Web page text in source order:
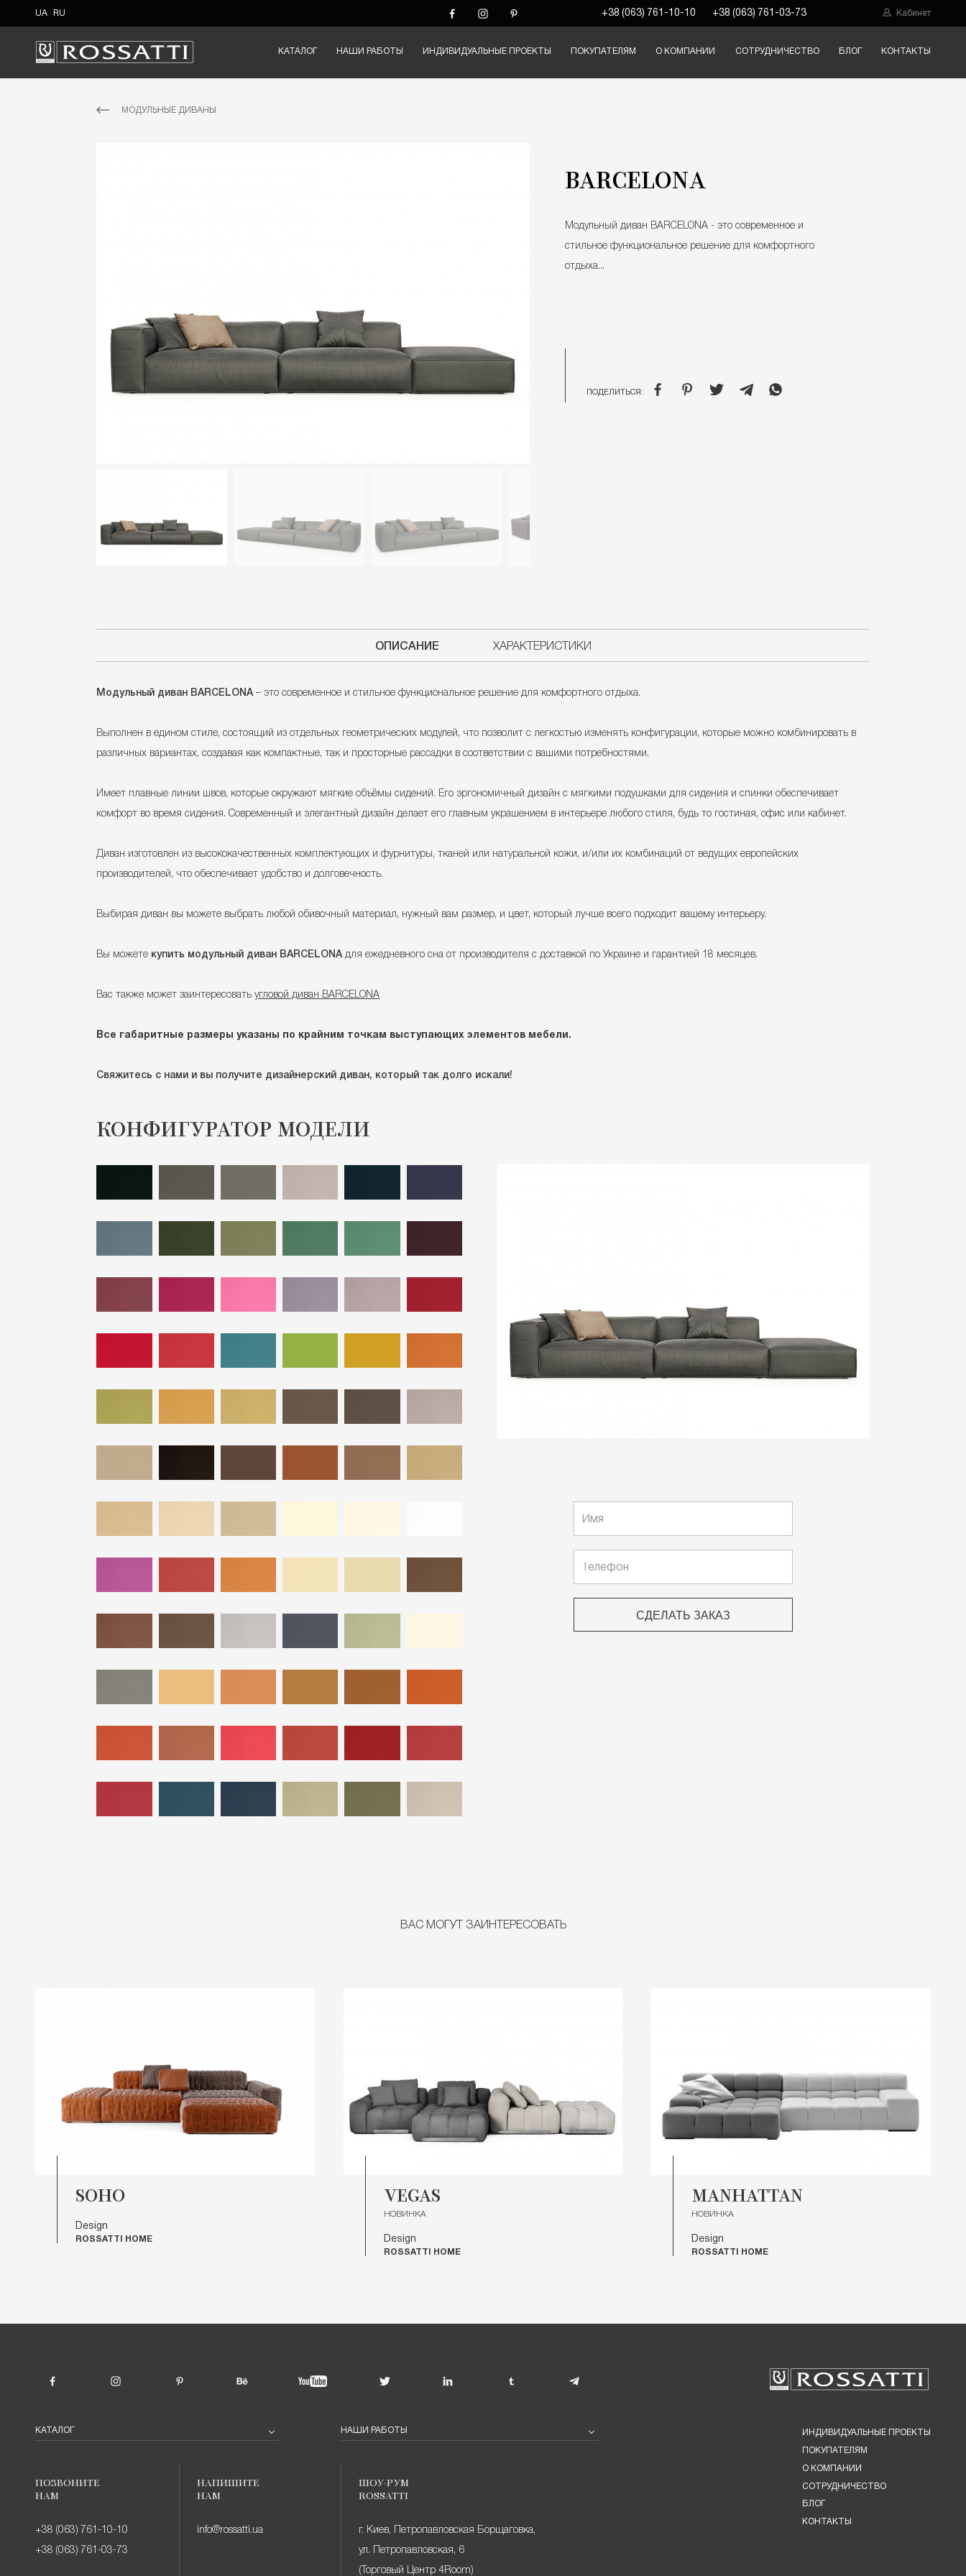
UA RU +38 (063) 761-10-10 +38 (063) 761-03-73 Кабинет
КАТАЛОГ НАШИ РАБОТЫ ИНДИВИДУАЛЬНЫЕ ПРОЕКТЫ ПОКУПАТЕЛЯМ О КОМПАНИИ СОТРУДНИЧЕСТВО БЛОГ КОНТАКТЫ
МОДУЛЬНЫЕ ДИВАНЫ
BARCELONA
Модульный диван BARCELONA - это современное и
стильное функциональное решение для комфортного
отдыха...
ПОДЕЛИТЬСЯ:
ОПИСАНИЕ ХАРАКТЕРИСТИКИ
Модульный диван BARCELONA– это современное и стильное функциональное решение для комфортного отдыха.
Выполнен в едином стиле, состоящий из отдельных геометрических модулей, что позволит с легкостью изменять конфигурации, которые можно комбинировать в
различных вариантах, создавая как компактные, так и просторные рассадки в соответствии с вашими потребностями.
Имеет плавные линии швов, которые окружают мягкие объёмы сидений. Его эргономичный дизайн с мягкими подушками для сидения и спинки обеспечивает
комфорт во время сидения. Современный и элегантный дизайн делает его главным украшением в интерьере любого стиля, будь то гостиная, офис или кабинет.
Диван изготовлен из высококачественных комплектующих и фурнитуры, тканей или натуральной кожи, и/или их комбинаций от ведущих европейских
производителей, что обеспечивает удобство и долговечность.
Выбирая диван вы можете выбрать любой обивочный материал, нужный вам размер, и цвет, который лучше всего подходит вашему интерьеру.
Вы можете купить модульный диван BARCELONAдля ежедневного сна от производителя с доставкой по Украине и гарантией 18 месяцев.
Вас также может заинтересоватьугловой диван BARCELONA
Все габаритные размеры указаны по крайним точкам выступающих элементов мебели.
Свяжитесь с нами и вы получите дизайнерский диван, который так долго искали!
КОНФИГУРАТОР МОДЕЛИ
СДЕЛАТЬ ЗАКАЗ
ВАС МОГУТ ЗАИНТЕРЕСОВАТЬ
SOHO
Design
ROSSATTI HOME
VEGAS
НОВИНКА
Design
ROSSATTI HOME
MANHATTAN
НОВИНКА
Design
ROSSATTI HOME
КАТАЛОГ НАШИ РАБОТЫ
ПОЗВОНИТЕ
НАМ
+38 (063) 761-10-10
+38 (063) 761-03-73
НАПИШИТЕ
НАМ
info@rossatti.ua
ШОУ-РУМ
ROSSATTI
г. Киев, Петропавловская Борщаговка,
ул. Петропавловская, 6
(Торговый Центр 4Room)
ИНДИВИДУАЛЬНЫЕ ПРОЕКТЫ
ПОКУПАТЕЛЯМ
О КОМПАНИИ
СОТРУДНИЧЕСТВО
БЛОГ
КОНТАКТЫ